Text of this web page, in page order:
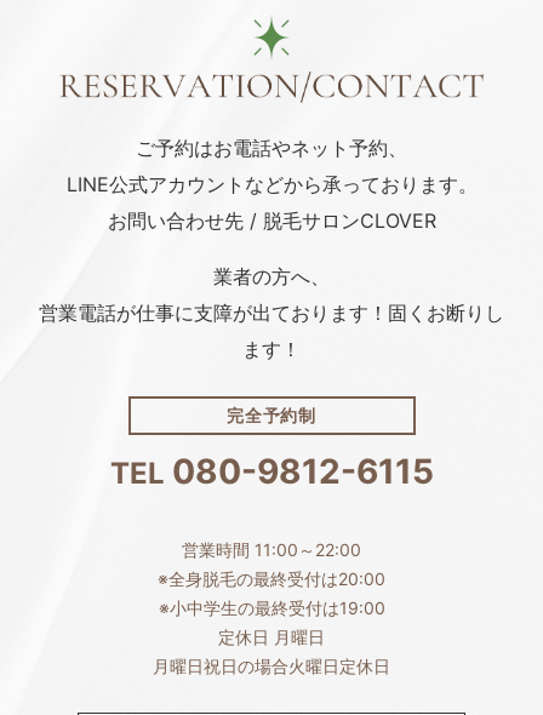
ご予約はお電話やネット予約、
LINE公式アカウント などから承っております。
お問い合わせ先 / 脱毛サロンCLOVER
業者の方へ、
営業電話が仕事に支障が出ております！固くお断りし
ます！
完全予約制
TEL 080-9812-6115
営業時間 11:00～22:00
※全身脱毛の最終受付は20:00
※小中学生の最終受付は19:00
定休日 月曜日
月曜日祝日の場合火曜日定休日